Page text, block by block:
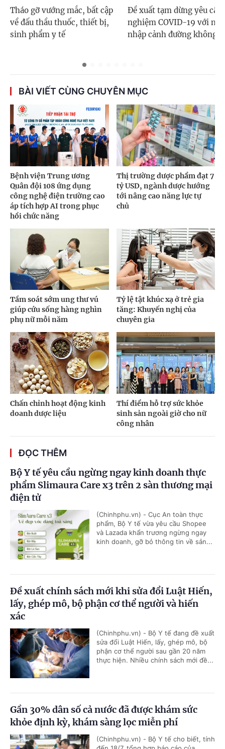
Tháo gỡ vướng mắc, bất cập
về đấu thầu thuốc, thiết bị,
sinh phẩm y tế
Đề xuất tạm dừng yêu cầu
nghiệm COVID-19 với
nhập cảnh đường không
BÀI VIẾT CÙNG CHUYÊN MỤC
Bệnh viện Trung ương
Quân đội 108 ứng dụng
công nghệ điện trường cao
áp tích hợp AI trong phục
hồi chức năng
Thị trường dược phẩm đạt 7
tỷ USD, ngành dược hướng
tới nâng cao năng lực tự
chủ
Tầm soát sớm ung thư vú
giúp cứu sống hàng nghìn
phụ nữ mỗi năm
Tỷ lệ tật khúc xạ ở trẻ gia
tăng: Khuyến nghị của
chuyên gia
Chấn chỉnh hoạt động kinh
doanh dược liệu
Thí điểm hỗ trợ sức khỏe
sinh sản ngoài giờ cho nữ
công nhân
ĐỌC THÊM
Bộ Y tế yêu cầu ngừng ngay kinh doanh thực
phẩm Slimaura Care x3 trên 2 sàn thương mại
điện tử
(Chinhphu.vn) - Cục An toàn thực
phẩm, Bộ Y tế vừa yêu cầu Shopee
và Lazada khẩn trương ngừng ngay
kinh doanh, gỡ bỏ thông tin về sản...
Đề xuất chính sách mới khi sửa đổi Luật Hiến,
lấy, ghép mô, bộ phận cơ thể người và hiến
xác
(Chinhphu.vn) - Bộ Y tế đang đề xuất
sửa đổi Luật Hiến, lấy, ghép mô, bộ
phận cơ thể người sau gần 20 năm
thực hiện. Nhiều chính sách mới đề...
Gần 30% dân số cả nước đã được khám sức
khỏe định kỳ, khám sàng lọc miễn phí
(Chinhphu.vn) - Bộ Y tế cho biết, tính